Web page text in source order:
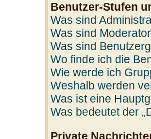
Benutzer-Stufen
Was sind
Was sind
Was sind
Wo finde ich die
Wie werde ich
Weshalb werden
Was ist eine
Was bedeutet der
Private